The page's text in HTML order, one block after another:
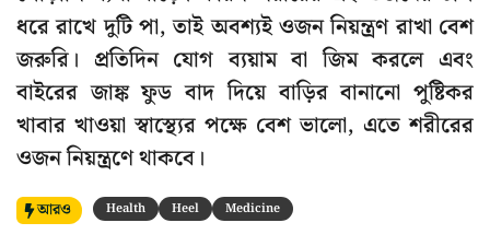
ধরে রাখে দুটি পা, তাই অবশ্যই ওজন নিয়ন্ত্রণ রাখা বেশ
জরুরি। প্রতিদিন যোগ ব্যয়াম বা জিম করলে এবং
বাইরের জাঙ্ক ফুড বাদ দিয়ে বাড়ির বানানো পুষ্টিকর
খাবার খাওয়া স্বাস্থ্যের পক্ষে বেশ ভালো, এতে শরীরের
ওজন নিয়ন্ত্রণে থাকবে।
আরও Health Heel Medicine